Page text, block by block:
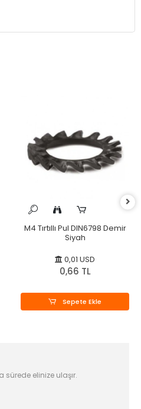
M4 Tırtıllı Pul DIN6798 Demir
Siyah
0,01 USD
0,66 TL
Sepete Ekle
sürede elinize ulaşır.